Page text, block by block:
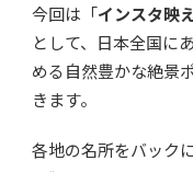
今回は 「インスタ映
として、日本全国に
める自然豊かな絶景
きます。
各地の名所をバック